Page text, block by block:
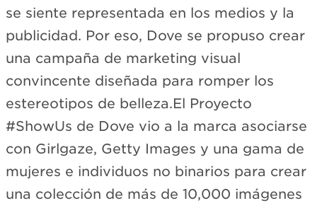
se siente representada en los medios y la
publicidad. Por eso, Dove se propuso crear
una campaña de marketing visual
convincente diseñada para romper los
estereotipos de belleza.El Proyecto
#ShowUs de Dove vio a la marca asociarse
con Girlgaze, Getty Images y una gama de
mujeres e individuos no binarios para crear
una colección de más de 10,000 imágenes